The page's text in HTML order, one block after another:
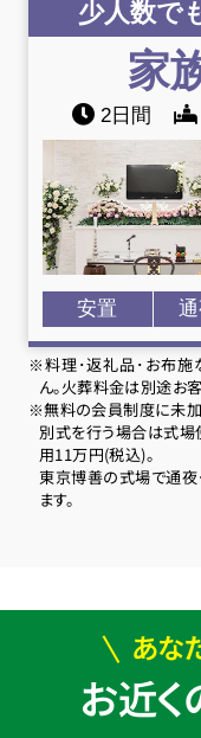
少人数で
家
2日間
安置
※料理･返礼品･お布施
ん。火葬料金は別途お
※無料の会員制度に未
別式を行う場合は式場
用11万円(税込)。
東京博善の式場で通
ます。
あな
お近